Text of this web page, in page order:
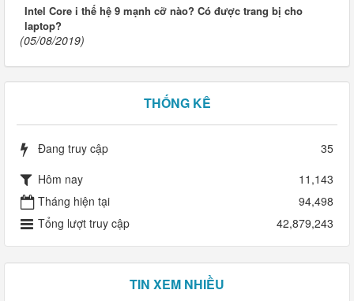
Intel Core i thế hệ 9 mạnh cỡ nào? Có được trang bị cho
laptop?
(05/08/2019)
THỐNG KÊ
Đang truy cập
35
Hôm nay
11,143
Tháng hiện tại
94,498
Tổng lượt truy cập
42,879,243
TIN XEM NHIỀU